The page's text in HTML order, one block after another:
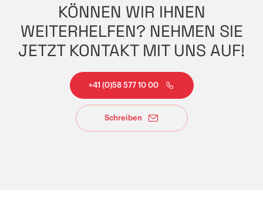
KÖNNEN WIR IHNEN
WEITERHELFEN? NEHMEN SIE
JETZT KONTAKT MIT UNS AUF!
+41 (0)58 577 10 00
Schreiben